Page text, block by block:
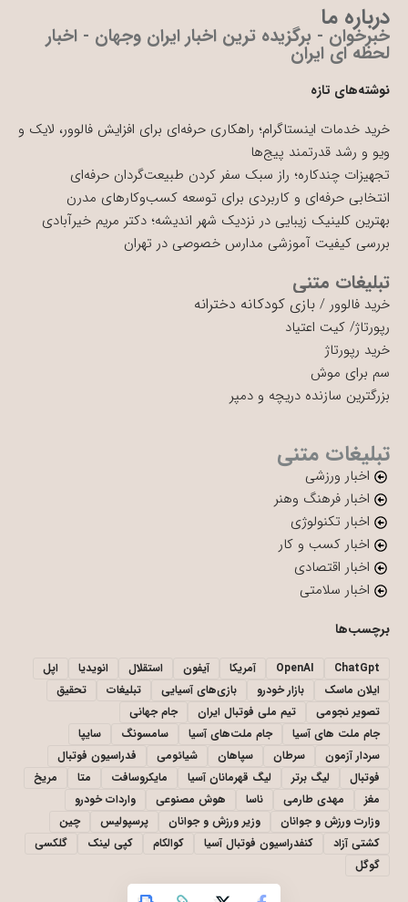
درباره ما
خبرخوان - برگزیده ترین اخبار ایران وجهان - اخبار
لحظه ای ایران
نوشته‌های تازه
خرید خدمات اینستاگرام؛ راهکاری حرفه‌ای برای افزایش فالوور، لایک و
ویو و رشد قدرتمند پیج‌ها
تجهیزات چندکاره؛ راز سبک سفر کردن طبیعت‌گردان حرفه‌ای
انتخابی حرفه‌ای و کاربردی برای توسعه کسب‌وکارهای مدرن
بهترین کلینیک زیبایی در نزدیک شهر اندیشه؛ دکتر مریم خیرآبادی
بررسی کیفیت آموزشی مدارس خصوصی در تهران
تبلیغات متنی
خرید فالوور / بازی کودکانه دخترانه
رپورتاژ/ کیت اعتیاد
خرید رپورتاژ
سم برای موش
بزرگترین سازنده دریچه و دمپر
تبلیغات متنی
اخبار ورزشی
اخبار فرهنگ وهنر
اخبار تکنولوژی
اخبار کسب و کار
اخبار اقتصادی
اخبار سلامتی
برچسب‌ها
ChatGpt
OpenAI آمریکا آیفون استقلال انویدیا
اپل
ایلان ماسک
بازار خودرو بازی‌های آسیایی تبلیغات
تحقیق
تصویر نجومی
تیم ملی فوتبال ایران
جام جهانی
جام ملت های آسیا
جام ملت‌های آسیا سامسونگ
سایپا
سردار آزمون
سرطان سپاهان شیائومی
فدراسیون فوتبال
فوتبال
لیگ برتر لیگ قهرمانان آسیا مایکروسافت متا
مریخ
مغز
مهدی طارمی ناسا هوش مصنوعی
واردات خودرو
وزارت ورزش و جوانان
وزیر ورزش و جوانان پرسپولیس
چین
کشتی آزاد
کنفدراسیون فوتبال آسیا کوالکام کپی لینک
گلکسی
گوگل